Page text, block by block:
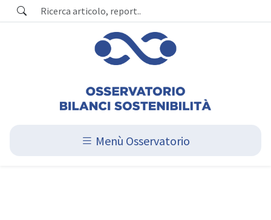
Menù Osservatorio